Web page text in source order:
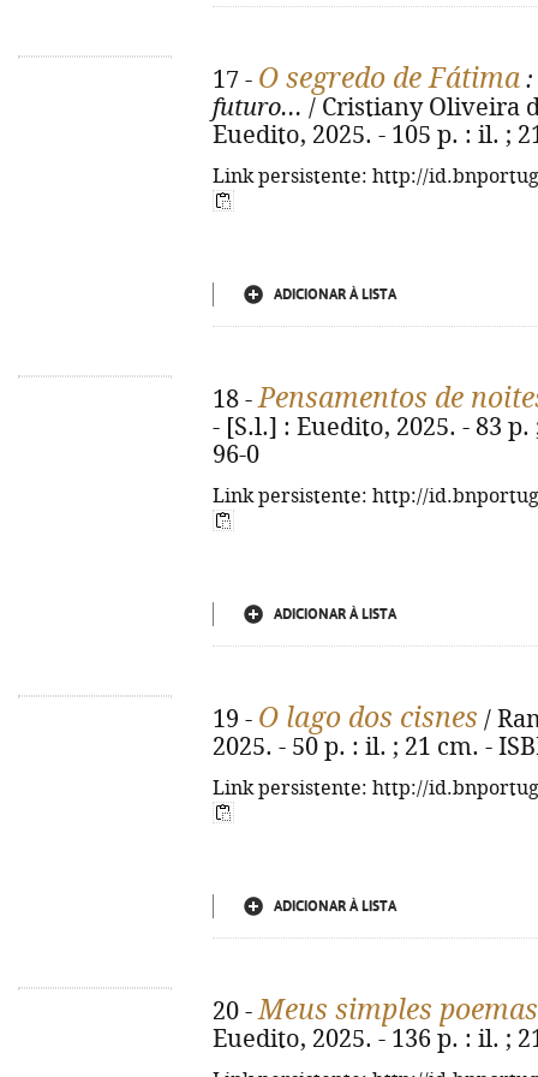
17 - O segredo de Fátima :
futuro... / Cristiany Oliveira
Euedito, 2025. - 105 p. : il. ;
Link persistente: http://
ADICIONAR À LISTA
18 -Pensamentos de
- [S.l.] : Euedito, 2025. - 83 p.
96-0
Link persistente: http://
ADICIONAR À LISTA
19 - O lago dos cisnes /
2025. - 50 p. : il. ; 21 cm. -
Link persistente: http://
ADICIONAR À LISTA
20 -Meus simples poemas
Euedito, 2025. - 136 p. : il. ;